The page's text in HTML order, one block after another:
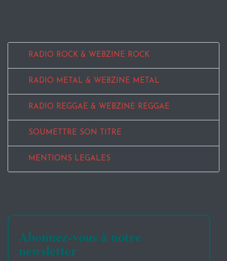
RADIO ROCK & WEBZINE ROCK
RADIO METAL & WEBZINE METAL
RADIO REGGAE & WEBZINE REGGAE
SOUMETTRE SON TITRE
MENTIONS LEGALES
Abonnez-vous à notre
newsletter